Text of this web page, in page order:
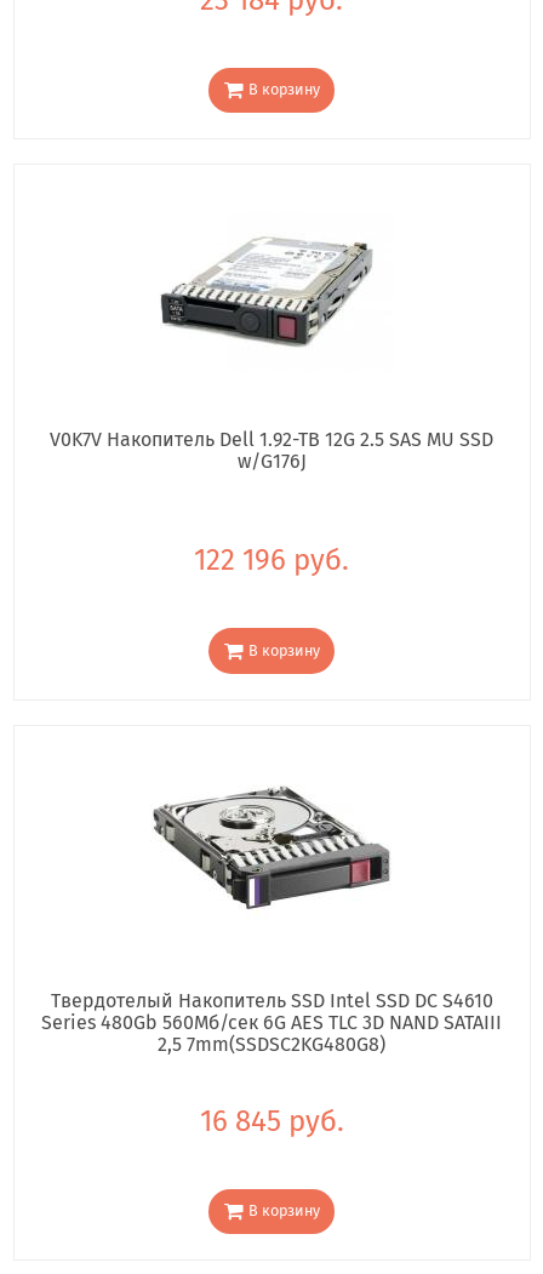
В корзину
V0K7V Накопитель Dell 1.92-TB 12G 2.5 SAS MU SSD
w/G176J
122 196 руб.
В корзину
Твердотелый Накопитель SSD Intel SSD DC S4610
Series 480Gb 560Мб/сек 6G AES TLC 3D NAND SATAIII
2,5 7mm(SSDSC2KG480G8)
16 845 руб.
В корзину